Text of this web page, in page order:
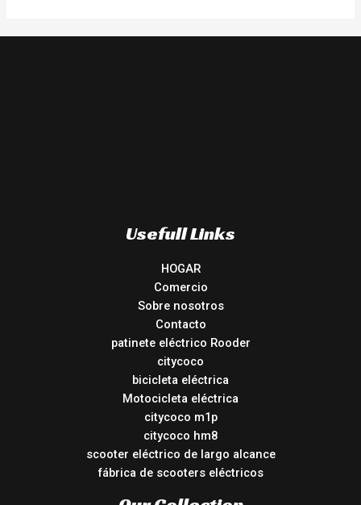
Usefull Links
HOGAR
Comercio
Sobre nosotros
Contacto
patinete eléctrico Rooder
citycoco
bicicleta eléctrica
Motocicleta eléctrica
citycoco m1p
citycoco hm8
scooter eléctrico de largo alcance
fábrica de scooters eléctricos